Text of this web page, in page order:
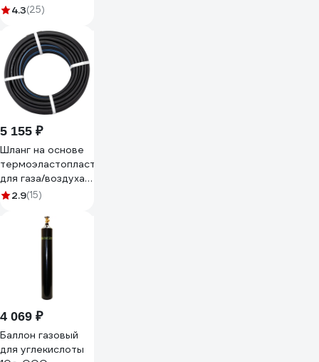
547701
4.3(25)
5 155 ₽
Шланг на основе
термоэластопласта
для газа/воздуха
(9х16.5 мм; 20
Berginflex TPE-S-
2.9(15)
4 069 ₽
Баллон газовый
для углекислоты